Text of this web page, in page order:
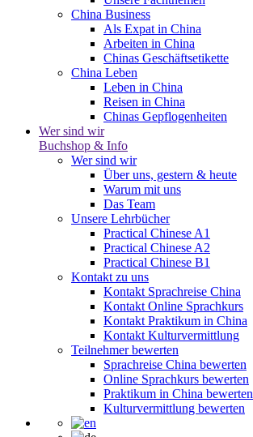
China Business
Als Expat in China
Arbeiten in China
Chinas Geschäftsetikette
China Leben
Leben in China
Reisen in China
Chinas Gepflogenheiten
Wer sind wir
Buchshop & Info
Wer sind wir
Über uns, gestern & heute
Warum mit uns
Das Team
Unsere Lehrbücher
Practical Chinese A1
Practical Chinese A2
Practical Chinese B1
Kontakt zu uns
Kontakt Sprachreise China
Kontakt Online Sprachkurs
Kontakt Praktikum in China
Kontakt Kulturvermittlung
Teilnehmer bewerten
Sprachreise China bewerten
Online Sprachkurs bewerten
Praktikum in China bewerten
Kulturvermittlung bewerten